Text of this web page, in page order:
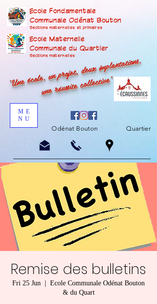
Ecole Fondamentale
Communale Odénat Bouton
Sections maternelles et primaires
Ecole Maternelle
Communale du Quartier
Sections maternelles
"Une école, un projet, deux implantations,
une réussite collective"
ME
NU
Odénat Bouton Quartier
Remise des bulletins
Fri 25 Jun
Ecole Communale Odénat Bouton
& du Quart